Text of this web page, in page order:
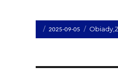
Opublikowano
dnia
2025-09-05 Obiady,